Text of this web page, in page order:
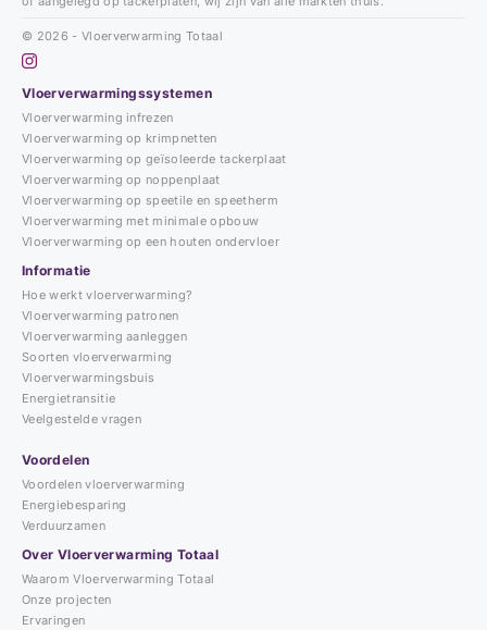
© 2026 - Vloerverwarming Totaal
Vloerverwarmingssystemen
Vloerverwarming infrezen
Vloerverwarming op krimpnetten
Vloerverwarming op geïsoleerde tackerplaat
Vloerverwarming op noppenplaat
Vloerverwarming op speetile en speetherm
Vloerverwarming met minimale opbouw
Vloerverwarming op een houten ondervloer
Informatie
Hoe werkt vloerverwarming?
Vloerverwarming patronen
Vloerverwarming aanleggen
Soorten vloerverwarming
Vloerverwarmingsbuis
Energietransitie
Veelgestelde vragen
Voordelen
Voordelen vloerverwarming
Energiebesparing
Verduurzamen
Over Vloerverwarming Totaal
Waarom Vloerverwarming Totaal
Onze projecten
Ervaringen